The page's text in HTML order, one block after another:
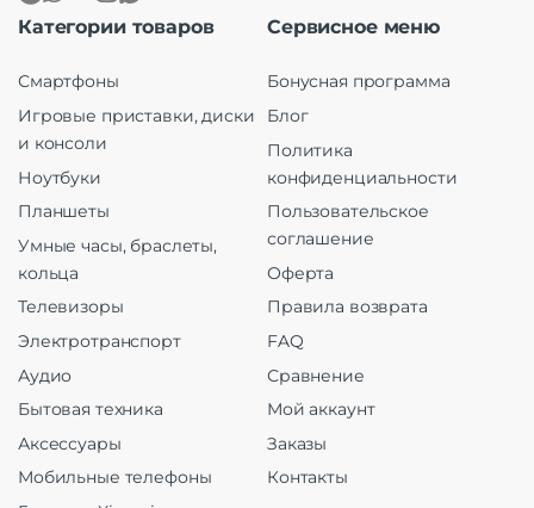
Категории товаров
Смартфоны
Игровые приставки, диски
и консоли
Ноутбуки
Планшеты
Умные часы, браслеты,
кольца
Телевизоры
Электротранспорт
Аудио
Бытовая техника
Аксессуары
Мобильные телефоны
Сервисное меню
Бонусная программа
Блог
Политика
конфиденциальности
Пользовательское
соглашение
Оферта
Правила возврата
FAQ
Сравнение
Мой аккаунт
Заказы
Контакты